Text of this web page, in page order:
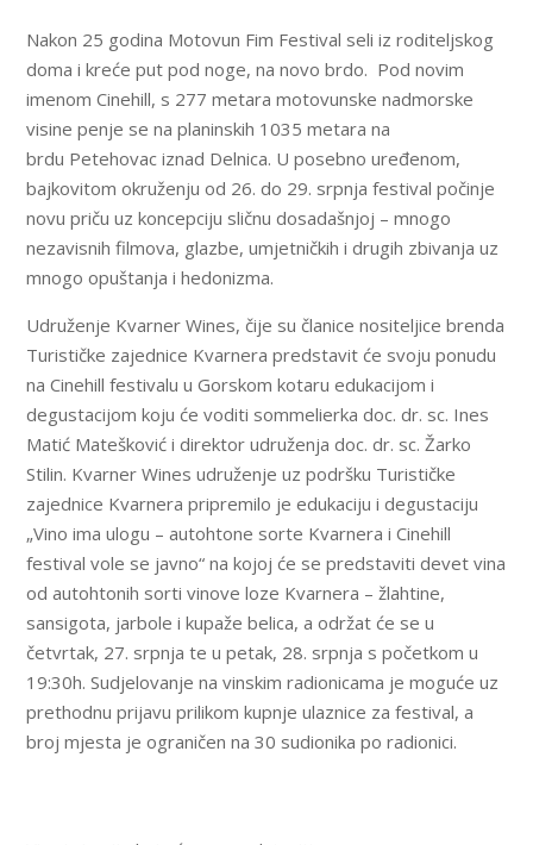
Nakon 25 godina Motovun Fim Festival seli iz roditeljskog
doma i kreće put pod noge, na novo brdo. Pod novim
imenom Cinehill, s 277 metara motovunske nadmorske
visine penje se na planinskih 1035 metara na
brdu Petehovac iznad Delnica. U posebno uređenom,
bajkovitom okruženju od 26. do 29. srpnja festival počinje
novu priču uz koncepciju sličnu dosadašnjoj – mnogo
nezavisnih filmova, glazbe, umjetničkih i drugih zbivanja uz
mnogo opuštanja i hedonizma.
Udruženje Kvarner Wines, čije su članice nositeljice brenda
Turističke zajednice Kvarnera predstavit će svoju ponudu
na Cinehill festivalu u Gorskom kotaru edukacijom i
degustacijom koju će voditi sommelierka doc. dr. sc. Ines
Matić Matešković i direktor udruženja doc. dr. sc. Žarko
Stilin. Kvarner Wines udruženje uz podršku Turističke
zajednice Kvarnera pripremilo je edukaciju i degustaciju
„Vino ima ulogu – autohtone sorte Kvarnera i Cinehill
festival vole se javno“ na kojoj će se predstaviti devet vina
od autohtonih sorti vinove loze Kvarnera – žlahtine,
sansigota, jarbole i kupaže belica, a održat će se u
četvrtak, 27. srpnja te u petak, 28. srpnja s početkom u
19:30h. Sudjelovanje na vinskim radionicama je moguće uz
prethodnu prijavu prilikom kupnje ulaznice za festival, a
broj mjesta je ograničen na 30 sudionika po radionici.